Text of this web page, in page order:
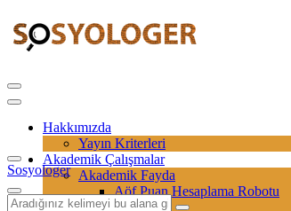
Hakkımızda
Yayın Kriterleri
Akademik Çalışmalar
Akademik Fayda
Aöf Puan Hesaplama Robotu
Sertifika
Sosyologer